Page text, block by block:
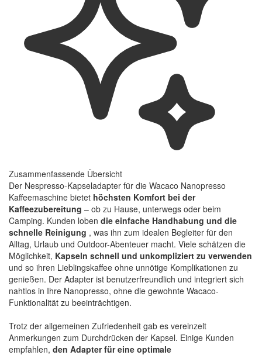
Zusammenfassende Übersicht
Der Nespresso-Kapseladapter für die Wacaco Nanopresso
Kaffeemaschine bietet höchsten Komfort bei der
Kaffeezubereitung – ob zu Hause, unterwegs oder beim
Camping. Kunden loben die einfache Handhabung und die
schnelle Reinigung , was ihn zum idealen Begleiter für den
Alltag, Urlaub und Outdoor-Abenteuer macht. Viele schätzen die
Möglichkeit, Kapseln schnell und unkompliziert zu verwenden
und so ihren Lieblingskaffee ohne unnötige Komplikationen zu
genießen. Der Adapter ist benutzerfreundlich und integriert sich
nahtlos in Ihre Nanopresso, ohne die gewohnte Wacaco-
Funktionalität zu beeinträchtigen.
Trotz der allgemeinen Zufriedenheit gab es vereinzelt
Anmerkungen zum Durchdrücken der Kapsel. Einige Kunden
empfahlen, den Adapter für eine optimale